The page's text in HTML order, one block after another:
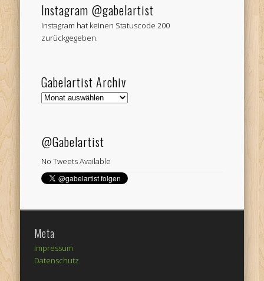
Instagram @gabelartist
Instagram hat keinen Statuscode 200
zurückgegeben.
Gabelartist Archiv
Gabelartist
@Gabelartist
No Tweets Available
Meta
Impressum
Datenschutz